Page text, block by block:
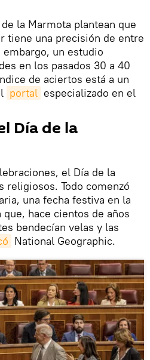
la Marmota plantean que
tiene una precisión de entre
un estudio
en los pasados 30 a 40
de aciertos está a un
portal especializado en el
Día de la
el Día de la
religiosos. Todo comenzó
una fecha festiva en la
hace cientos de años
bendecían velas y las
National Geographic.